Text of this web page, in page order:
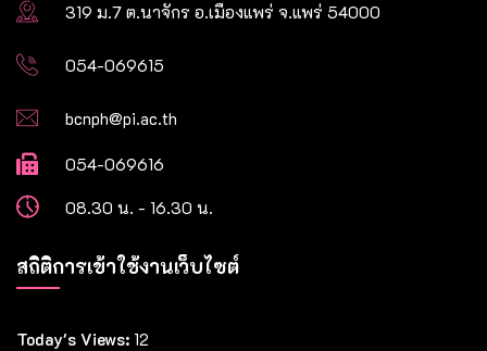
319 ม.7 ต.นาจักร อ.เมืองแพร่ จ.แพร่ 54000
054-069615
bcnph@pi.ac.th
054-069616
08.30 น. - 16.30 น.
สถิติการเข้าใช้งานเว็บไซต์
Today's Views: 12